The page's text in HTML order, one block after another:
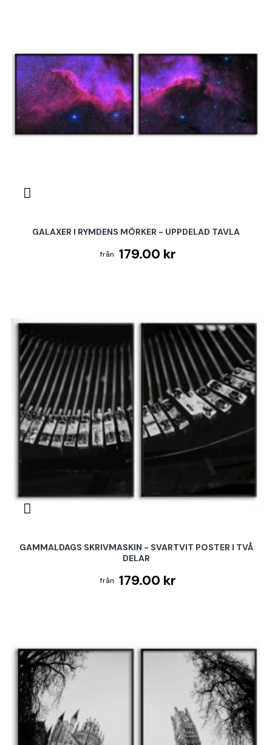
GALAXER I RYMDENS MÖRKER - UPPDELAD TAVLA
179.00 kr
GAMMALDAGS SKRIVMASKIN - SVARTVIT POSTER I TVÅ
DELAR
179.00 kr